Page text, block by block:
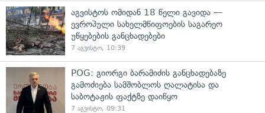
აგვისტოს ომიდან 18 წელი გავიდა —
ევროპული სახელმწიფოების საგარეო
უწყებების განცხადებები
7 აგვისტო, 10:39
POG: გიორგი ბარამიძის განცხადებაზე
გამოძიება სამშობლოს ღალატისა და
საბოტაჟის ფაქტზე დაიწყო
7 აგვისტო, 09:31